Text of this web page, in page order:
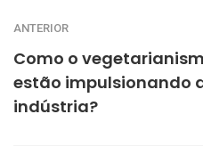
ANTERIOR
Como o
estão impulsionando
indústria?